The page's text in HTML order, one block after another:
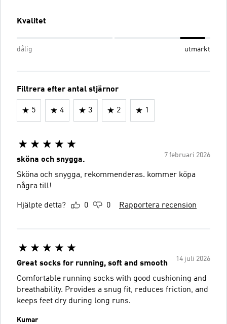
Kvalitet
dålig utmärkt
Filtrera efter antal stjärnor
5 4 3 2 1
7 februari 2026
sköna och snygga.
Sköna och snygga, rekommenderas. kommer köpa
några till!
Hjälpte detta? 0 0 Rapportera recension
14 juli 2026
Great socks for running, soft and smooth
Comfortable running socks with good cushioning and
breathability. Provides a snug fit, reduces friction, and
keeps feet dry during long runs.
Kumar